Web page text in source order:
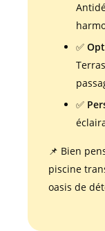
✅
✅
📌 Bien
piscine
oasis de